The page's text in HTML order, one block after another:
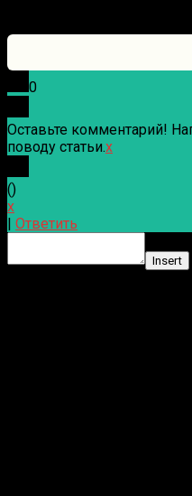
0
Оставьте комментарий!
поводу статьи.x
()
x
Ответить
Insert